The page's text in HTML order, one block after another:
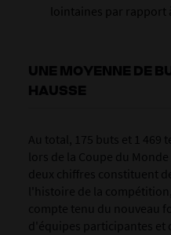
lointaines par rapport
UNE MOYENNE DE
HAUSSE
Au total, 175 buts et 1 469
lors de la Coupe du
deux chiffres constituent
l'histoire de la
compte tenu du nouveau
d'équipes participantes et